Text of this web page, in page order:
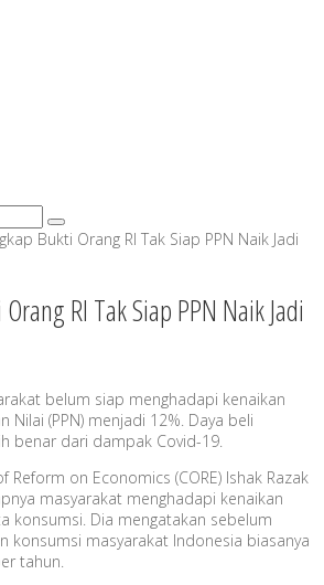
Bukti Orang RI Tak Siap PPN Naik Jadi
RI Tak Siap PPN Naik Jadi
belum siap menghadapi kenaikan
Nilai (PPN) menjadi 12%. Daya beli
benar dari dampak Covid-19.
Reform on Economics (CORE) Ishak Razak
masyarakat menghadapi kenaikan
konsumsi. Dia mengatakan sebelum
konsumsi masyarakat Indonesia biasanya
tahun.